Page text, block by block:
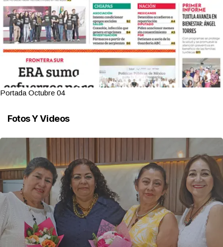
Portada Octubre 04
Fotos Y Videos